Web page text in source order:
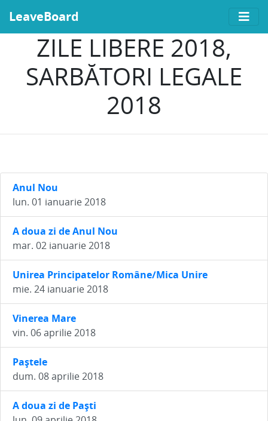
LeaveBoard
ZILE LIBERE 2018,
SARBĂTORI LEGALE
2018
Anul Nou
lun. 01 ianuarie 2018
A doua zi de Anul Nou
mar. 02 ianuarie 2018
Unirea Principatelor Române/Mica Unire
mie. 24 ianuarie 2018
Vinerea Mare
vin. 06 aprilie 2018
Paştele
dum. 08 aprilie 2018
A doua zi de Paști